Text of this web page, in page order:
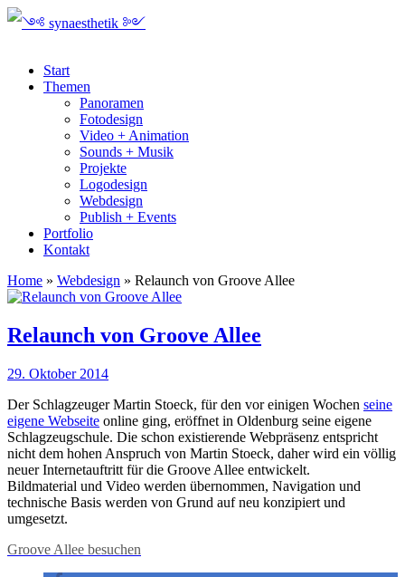
Start
Themen
Panoramen
Fotodesign
Video + Animation
Sounds + Musik
Projekte
Logodesign
Webdesign
Publish + Events
Portfolio
Kontakt
Home » Webdesign » Relaunch von Groove Allee
Relaunch von Groove Allee
29. Oktober 2014
Der Schlagzeuger Martin Stoeck, für den vor einigen Wochen seine
eigene Webseite online ging, eröffnet in Oldenburg seine eigene
Schlagzeugschule. Die schon existierende Webpräsenz entspricht
nicht dem hohen Anspruch von Martin Stoeck, daher wird ein völlig
neuer Internetauftritt für die Groove Allee entwickelt.
Bildmaterial und Video werden übernommen, Navigation und
technische Basis werden von Grund auf neu konzipiert und
umgesetzt.
Groove Allee besuchen